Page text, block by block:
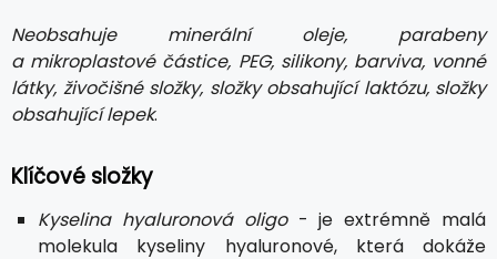
Neobsahuje minerální oleje, parabeny
a mikroplastové částice, PEG, silikony, barviva, vonné
látky, živočišné složky, složky obsahující laktózu, složky
obsahující lepek.
Klíčové složky
Kyselina hyaluronová oligo- je extrémně malá
molekula kyseliny hyaluronové, která dokáže